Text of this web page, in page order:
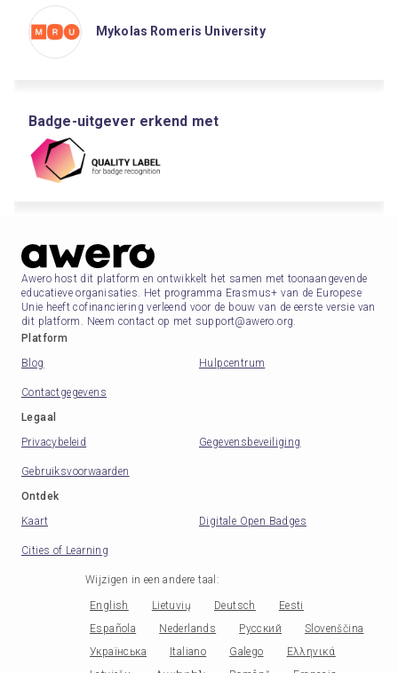
Mykolas Romeris University
Badge-uitgever erkend met
Awero host dit platform en ontwikkelt het samen met toonaangevende
educatieve organisaties. Het programma Erasmus+ van de Europese
Unie heeft cofinanciering verleend voor de bouw van de eerste versie van
dit platform. Neem contact op met support@awero.org.
Platform
Blog
Hulpcentrum
Contactgegevens
Legaal
Privacybeleid
Gegevensbeveiliging
Gebruiksvoorwaarden
Ontdek
Kaart
Digitale Open Badges
Cities of Learning
Wijzigen in een andere taal :
English Lietuvių Deutsch
Eesti
Española
Nederlands Русский
Slovenščina
Українська
Italiano Galego
Ελληνικά